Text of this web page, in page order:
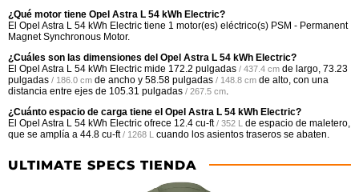
¿Qué motor tiene Opel Astra L 54 kWh Electric?
El Opel Astra L 54 kWh Electric tiene 1 motor(es) eléctrico(s) PSM - Permanent
Magnet Synchronous Motor.
¿Cuáles son las dimensiones del Opel Astra L 54 kWh Electric?
El Opel Astra L 54 kWh Electric mide 172.2 pulgadas / 437.4 cm de largo, 73.23
pulgadas / 186.0 cm de ancho y 58.58 pulgadas / 148.8 cm de alto, con una
distancia entre ejes de 105.31 pulgadas / 267.5 cm
¿Cuánto espacio de carga tiene el Opel Astra L 54 kWh Electric?
El Opel Astra L 54 kWh Electric ofrece 12.4 cu-ft / 352 L de espacio de maletero,
que se amplía a 44.8 cu-ft / 1268 L cuando los asientos traseros se abaten.
ULTIMATE SPECS TIENDA